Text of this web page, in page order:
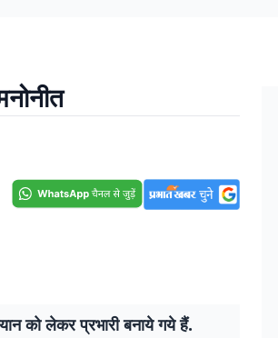
को लेकर प्रभारी बनाये गये हैं.